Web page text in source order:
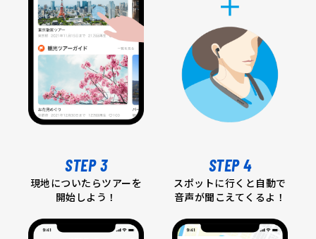
STEP 3
現地についたらツアーを
開始しよう！
STEP 4
スポットに行くと自動で
音声が聞こえてくるよ！